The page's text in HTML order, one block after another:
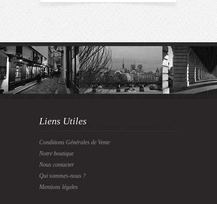
Liens Utiles
Conditions Générales de Vente
Notre boutique
Nous contacter
Qui sommes-nous ?
Mentions légales